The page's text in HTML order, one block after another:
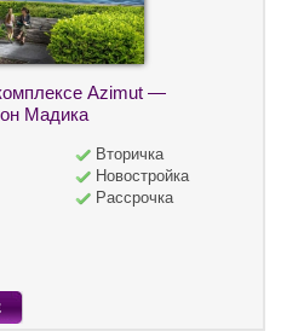
Azimut —
Мадика
Вторичка
Новостройка
Рассрочка